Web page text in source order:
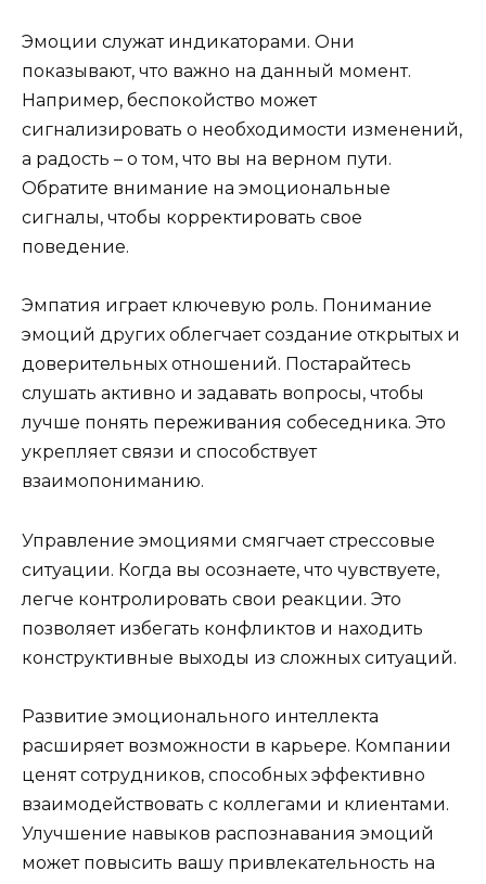
Эмоции служат индикаторами. Они
показывают, что важно на данный момент.
Например, беспокойство может
сигнализировать о необходимости изменений,
а радость – о том, что вы на верном пути.
Обратите внимание на эмоциональные
сигналы, чтобы корректировать свое
поведение.
Эмпатия играет ключевую роль. Понимание
эмоций других облегчает создание открытых и
доверительных отношений. Постарайтесь
слушать активно и задавать вопросы, чтобы
лучше понять переживания собеседника. Это
укрепляет связи и способствует
взаимопониманию.
Управление эмоциями смягчает стрессовые
ситуации. Когда вы осознаете, что чувствуете,
легче контролировать свои реакции. Это
позволяет избегать конфликтов и находить
конструктивные выходы из сложных ситуаций.
Развитие эмоционального интеллекта
расширяет возможности в карьере. Компании
ценят сотрудников, способных эффективно
взаимодействовать с коллегами и клиентами.
Улучшение навыков распознавания эмоций
может повысить вашу привлекательность на